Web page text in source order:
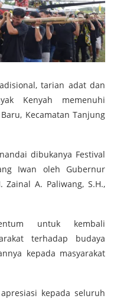
tarian adat dan
Kenyah memenuhi
Kecamatan Tanjung
dibukanya Festival
Iwan oleh Gubernur
Zainal A. Paliwang, S.H.,
untuk kembali
terhadap budaya
kepada masyarakat
kepada seluruh